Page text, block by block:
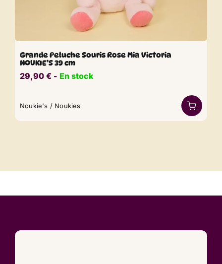
Grande Peluche Souris Rose Mia Victoria
NOUKIE’S 39 cm
29,90 € ​​ - En stock
Noukie's / Noukies